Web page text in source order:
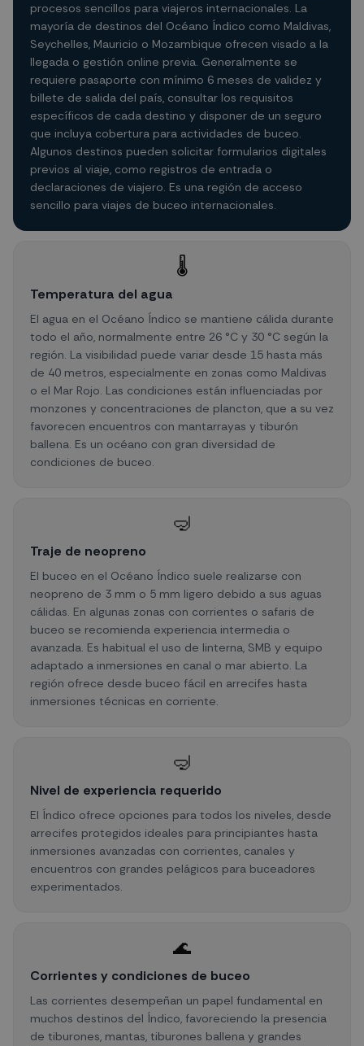
procesos sencillos para viajeros internacionales. La
mayoría de destinos del Océano Índico como Maldivas,
Seychelles, Mauricio o Mozambique ofrecen visado a la
llegada o gestión online previa. Generalmente se
requiere pasaporte con mínimo 6 meses de validez y
billete de salida del país, consultar los requisitos
específicos de cada destino y disponer de un seguro
que incluya cobertura para actividades de buceo.
Algunos destinos pueden solicitar formularios digitales
previos al viaje, como registros de entrada o
declaraciones de viajero. Es una región de acceso
sencillo para viajes de buceo internacionales.
🌡️
Temperatura del agua
El agua en el Océano Índico se mantiene cálida durante
todo el año, normalmente entre 26 °C y 30 °C según la
región. La visibilidad puede variar desde 15 hasta más
de 40 metros, especialmente en zonas como Maldivas
o el Mar Rojo. Las condiciones están influenciadas por
monzones y concentraciones de plancton, que a su vez
favorecen encuentros con mantarrayas y tiburón
ballena. Es un océano con gran diversidad de
condiciones de buceo.
🤿
Traje de neopreno
El buceo en el Océano Índico suele realizarse con
neopreno de 3 mm o 5 mm ligero debido a sus aguas
cálidas. En algunas zonas con corrientes o safaris de
buceo se recomienda experiencia intermedia o
avanzada. Es habitual el uso de linterna, SMB y equipo
adaptado a inmersiones en canal o mar abierto. La
región ofrece desde buceo fácil en arrecifes hasta
inmersiones técnicas en corriente.
🤿
Nivel de experiencia requerido
El Índico ofrece opciones para todos los niveles, desde
arrecifes protegidos ideales para principiantes hasta
inmersiones avanzadas con corrientes, canales y
encuentros con grandes pelágicos para buceadores
experimentados.
🌊
Corrientes y condiciones de buceo
Las corrientes desempeñan un papel fundamental en
muchos destinos del Índico, favoreciendo la presencia
de tiburones, mantas, tiburones ballena y grandes